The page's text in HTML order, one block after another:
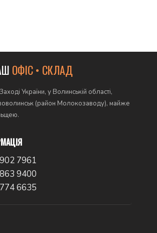
ОФІС • СКЛАД
України, у Волинській області,
(район Молокозаводу), майже
7961
9400
6635